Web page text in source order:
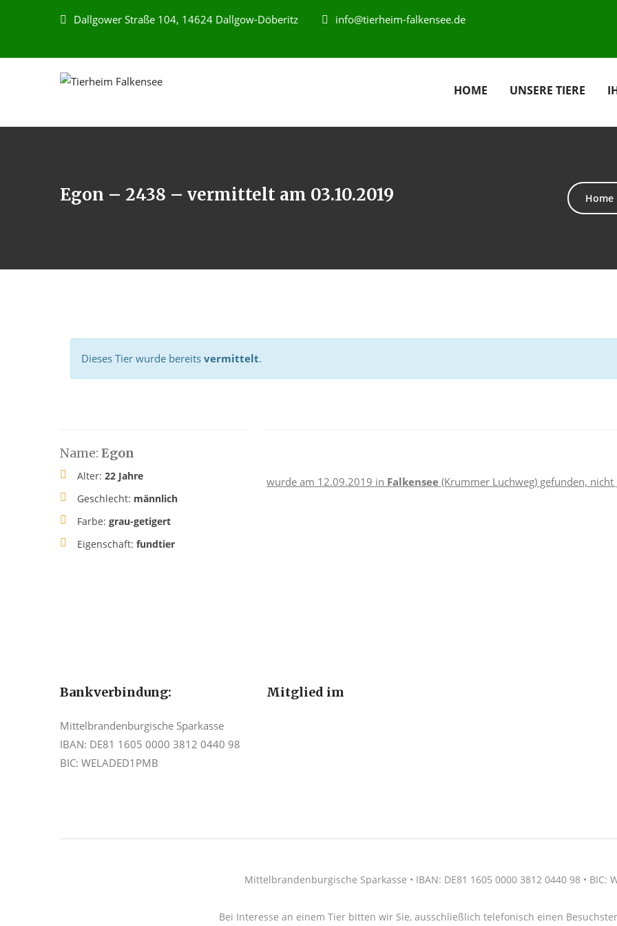
Dallgower Straße 104, 14624 Dallgow-Döberitz info@tierheim-falkensee.de
HOME UNSERE TIERE
Egon – 2438 – vermittelt am 03.10.2019 Home
Dieses Tier wurde bereits vermittelt.
Name: Egon
Alter: 22 Jahre
Geschlecht: männlich
Farbe: grau-getigert
Eigenschaft: fundtier
wurde am 12.09.2019 in Falkensee (Krummer Luchweg) gefunden,
Bankverbindung:
Mittelbrandenburgische Sparkasse
IBAN: DE81 1605 0000 3812 0440 98
BIC: WELADED1PMB
Mitglied im
Mittelbrandenburgische Sparkasse • IBAN: DE81 1605 0000 3812 0440 98 • BIC:
Bei Interesse an einem Tier bitten wir Sie, ausschließlich telefonisch einen